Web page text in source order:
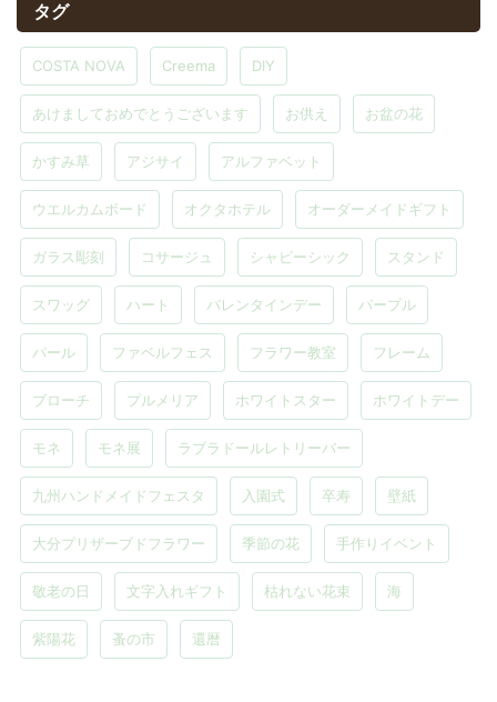
タグ
COSTA NOVA Creema DIY
あけましておめでとうございます お供え お盆の花
かすみ草 アジサイ アルファベット
ウエルカムボード オクタホテル オーダーメイドギフト
ガラス彫刻 コサージュ シャビーシック スタンド
スワッグ ハート バレンタインデー パープル
パール ファベルフェス フラワー教室 フレーム
ブローチ プルメリア ホワイトスター ホワイトデー
モネ モネ展 ラブラドールレトリーバー
九州ハンドメイドフェスタ 入園式 卒寿 壁紙
大分プリザーブドフラワー 季節の花 手作りイベント
敬老の日 文字入れギフト 枯れない花束 海
紫陽花 蚤の市 還暦